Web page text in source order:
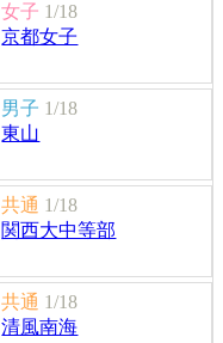
女子 1/18
京都女子
男子 1/18
東山
共通 1/18
関西大中等部
共通 1/18
清風南海